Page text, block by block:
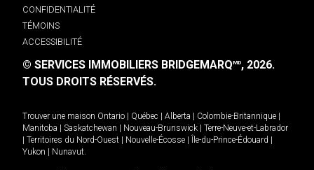
CONFIDENTIALITÉ
TÉMOINS
ACCESSIBILITÉ
© SERVICES IMMOBILIERS BRIDGEMARQMD, 2026.
TOUS DROITS RÉSERVÉS.
Trouver une maison Ontario Québec Alberta Colombie-Britannique
Manitoba
Saskatchewan Nouveau-Brunswick
Terre-Neuve-et-Labrador
Territoires du Nord-Ouest Nouvelle-Écosse Île-du-Prince-Édouard
Yukon
Nunavut.